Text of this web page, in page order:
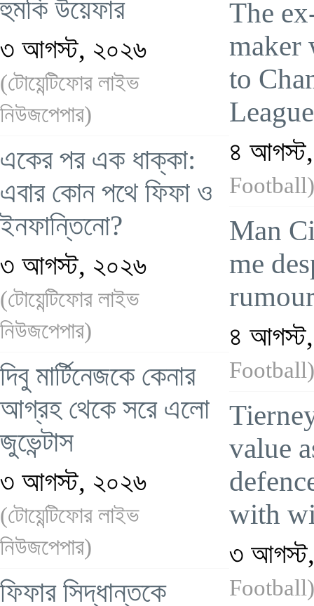
হুমকি উয়েফার
৩ আগস্ট, ২০২৬
(টোয়েন্টিফোর লাইভ
নিউজপেপার)
একের পর এক ধাক্কা:
এবার কোন পথে ফিফা ও
ইনফান্তিনো?
৩ আগস্ট, ২০২৬
(টোয়েন্টিফোর লাইভ
নিউজপেপার)
দিবু মার্টিনেজকে কেনার
আগ্রহ থেকে সরে এলো
জুভেন্টাস
৩ আগস্ট, ২০২৬
(টোয়েন্টিফোর লাইভ
নিউজপেপার)
ফিফার সিদ্ধান্তকে
The
maker
to
৪
Football)
Man
me
৪
Football)
value
with
৩
Football)